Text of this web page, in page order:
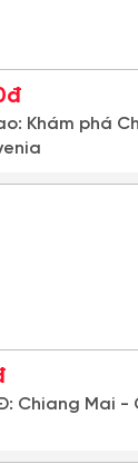
Khám phá
Chiang Mai -